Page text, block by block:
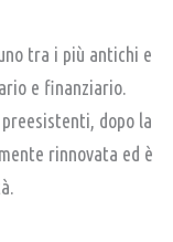
tra i più antichi e
e finanziario.
dopo la
rinnovata ed è